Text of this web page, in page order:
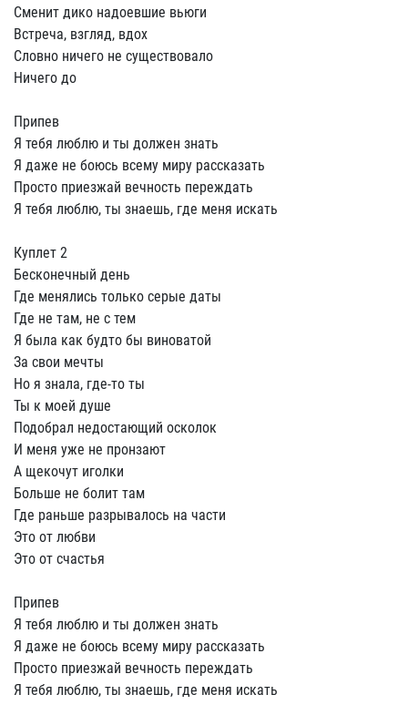
Сменит дико надоевшие вьюги
Встреча, взгляд, вдох
Словно ничего не существовало
Ничего до
Припев
Я тебя люблю и ты должен знать
Я даже не боюсь всему миру рассказать
Просто приезжай вечность переждать
Я тебя люблю, ты знаешь, где меня искать
Куплет 2
Бесконечный день
Где менялись только серые даты
Где не там, не с тем
Я была как будто бы виноватой
За свои мечты
Но я знала, где-то ты
Ты к моей душе
Подобрал недостающий осколок
И меня уже не пронзают
А щекочут иголки
Больше не болит там
Где раньше разрывалось на части
Это от любви
Это от счастья
Припев
Я тебя люблю и ты должен знать
Я даже не боюсь всему миру рассказать
Просто приезжай вечность переждать
Я тебя люблю, ты знаешь, где меня искать